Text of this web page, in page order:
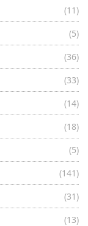
(11)
(5)
(36)
(33)
(14)
(18)
(5)
(141)
(31)
(13)